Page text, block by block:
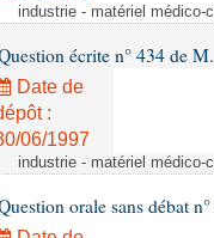
industrie - matériel médico-
écrite n° 434 de
Date de
:
06/1997
industrie - matériel médico-
orale sans débat